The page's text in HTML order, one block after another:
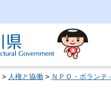
> 人権と協働 > ＮＰＯ・ボランテ